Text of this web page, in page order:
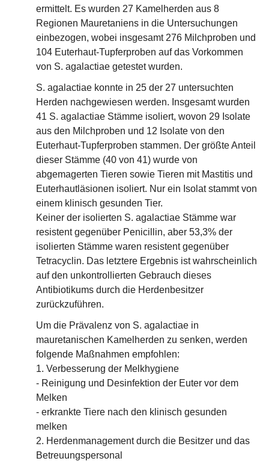
ermittelt. Es wurden 27 Kamelherden aus 8
Regionen Mauretaniens in die Untersuchungen
einbezogen, wobei insgesamt 276 Milchproben und
104 Euterhaut-Tupferproben auf das Vorkommen
von S. agalactiae getestet wurden.
S. agalactiae konnte in 25 der 27 untersuchten
Herden nachgewiesen werden. Insgesamt wurden
41 S. agalactiae Stämme isoliert, wovon 29 Isolate
aus den Milchproben und 12 Isolate von den
Euterhaut-Tupferproben stammen. Der größte Anteil
dieser Stämme (40 von 41) wurde von
abgemagerten Tieren sowie Tieren mit Mastitis und
Euterhautläsionen isoliert. Nur ein Isolat stammt von
einem klinisch gesunden Tier.
Keiner der isolierten S. agalactiae Stämme war
resistent gegenüber Penicillin, aber 53,3% der
isolierten Stämme waren resistent gegenüber
Tetracyclin. Das letztere Ergebnis ist wahrscheinlich
auf den unkontrollierten Gebrauch dieses
Antibiotikums durch die Herdenbesitzer
zurückzuführen.
Um die Prävalenz von S. agalactiae in
mauretanischen Kamelherden zu senken, werden
folgende Maßnahmen empfohlen:
1. Verbesserung der Melkhygiene
- Reinigung und Desinfektion der Euter vor dem
Melken
- erkrankte Tiere nach den klinisch gesunden
melken
2. Herdenmanagement durch die Besitzer und das
Betreuungspersonal